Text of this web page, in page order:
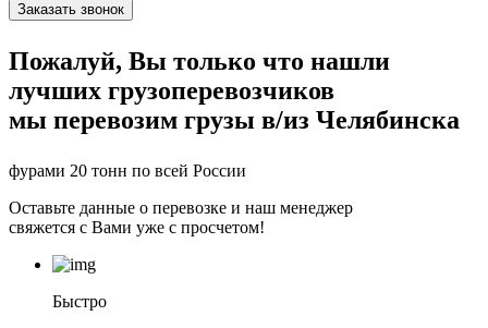
Заказать звонок
Пожалуй, Вы только что нашли
лучших грузоперевозчиков
мы перевозим грузы в/из Челябинска
фурами 20 тонн по всей России
Оставьте данные о перевозке и наш менеджер
свяжется с Вами уже с просчетом!
Быстро